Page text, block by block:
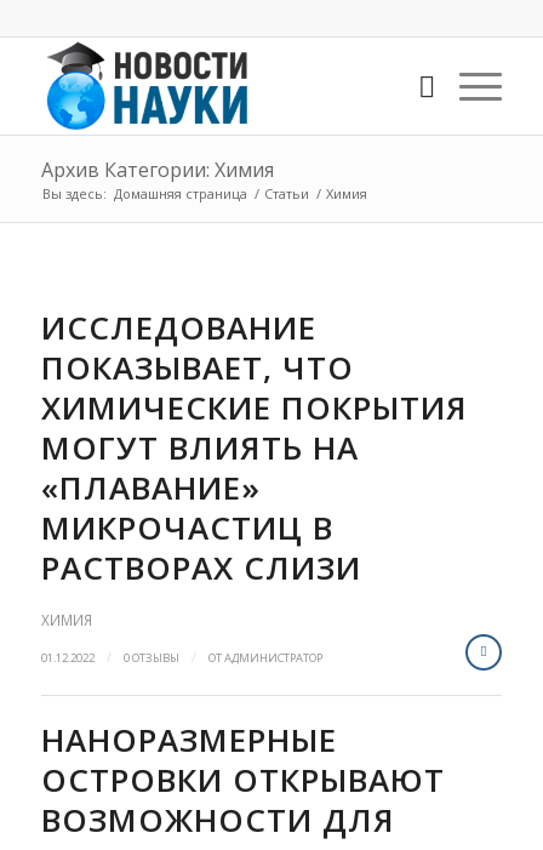
Архив Категории: Химия
Вы здесь: Домашняя страница / Статьи / Химия
ИССЛЕДОВАНИЕ
ПОКАЗЫВАЕТ, ЧТО
ХИМИЧЕСКИЕ ПОКРЫТИЯ
МОГУТ ВЛИЯТЬ НА
«ПЛАВАНИЕ»
МИКРОЧАСТИЦ В
РАСТВОРАХ СЛИЗИ
ХИМИЯ
01.12.2022 / 0 ОТЗЫВЫ / ОТАДМИНИСТРАТОР
НАНОРАЗМЕРНЫЕ
ОСТРОВКИ ОТКРЫВАЮТ
ВОЗМОЖНОСТИ ДЛЯ